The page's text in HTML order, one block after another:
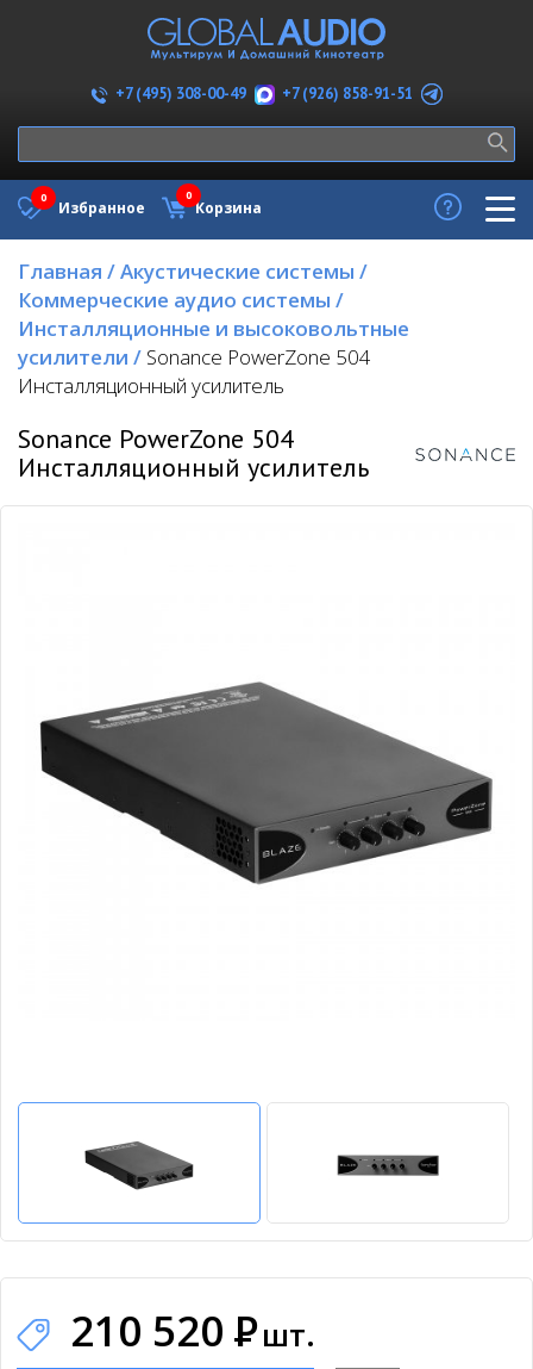
+7 (495) 308-00-49 +7 (926) 858-91-51
Избранное
0
Корзина
0
Главная /Акустические системы /
Коммерческие аудио системы /
Инсталляционные и высоковольтные
усилители / Sonance PowerZone 504
Инсталляционный усилитель
Sonance PowerZone 504
Инсталляционный усилитель
210 520 Ршт.